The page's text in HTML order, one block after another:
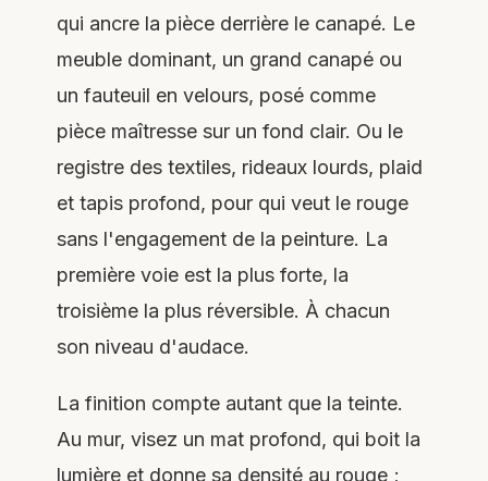
qui ancre la pièce derrière le canapé. Le
meuble dominant, un grand canapé ou
un fauteuil en velours, posé comme
pièce maîtresse sur un fond clair. Ou le
registre des textiles, rideaux lourds, plaid
et tapis profond, pour qui veut le rouge
sans l'engagement de la peinture. La
première voie est la plus forte, la
troisième la plus réversible. À chacun
son niveau d'audace.
La finition compte autant que la teinte.
Au mur, visez un mat profond, qui boit la
lumière et donne sa densité au rouge ;